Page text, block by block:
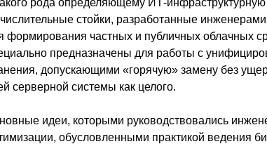
рода определяющему ИТ-
стойки, разработанные
формирования частных и публичных облачных
предназначены для работы с
допускающими «горячую» замену без
серверной системы как целого.
идеи, которыми руководствовались
обусловленными практикой ведения